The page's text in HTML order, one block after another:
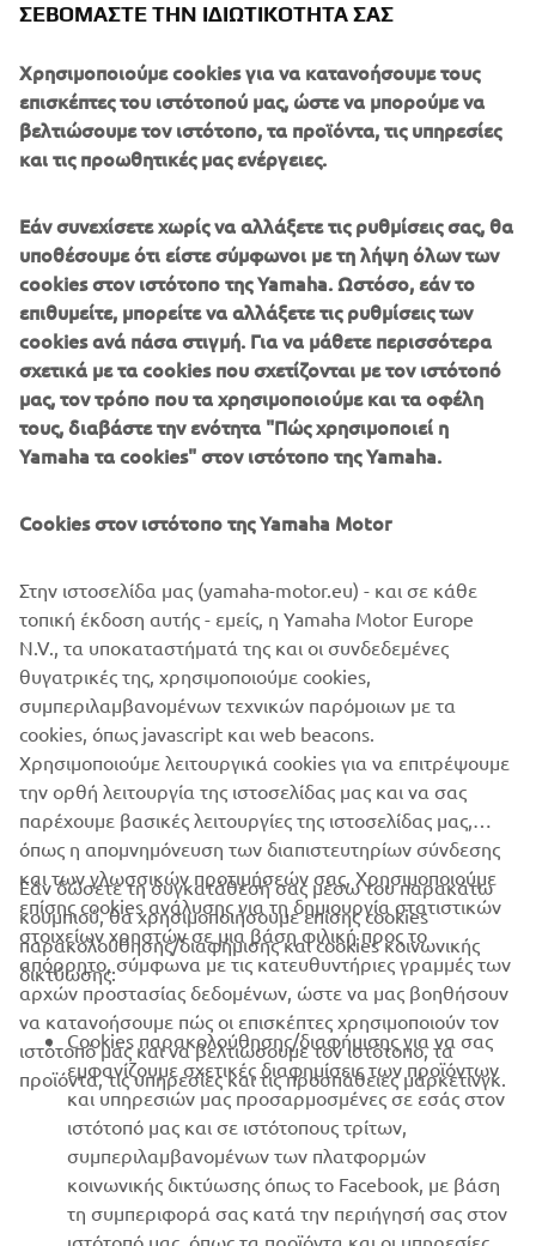
Ο οργανισμός μας
Διαβάστε περισσότερα
©Yamaha Motor Europe N.V. / Yamaha Motor Co., Ltd.
δεν επιτρέπεται να χρησιμοποιηθούν για εμπορικούς ή μη
εμπορικούς σκοπούς χωρίς τη ρητή γραπτή συγκατάθεση
της Yamaha Motor Europe N.V. ή/και της Yamaha Motor
Co., Ltd.
Πάντα, να οδηγείτε με ασφάλεια και να τηρείτε τους
κανόνες οδικής κυκλοφορίας.
ΕΤΑΙΡΕΊΑ
B2B
ΠΕΡΙΣΣΌΤΕΡΑ YAMAHA
SUPPORT
ΕΝΗΜΕΡΩΤΙΚΟ ΔΕΛΤΙΟ
ΣΕΒΌΜΑΣΤΕ ΤΗΝ ΙΔΙΩΤΙΚΌΤΗΤΆ ΣΑΣ
Χρησιμοποιούμε cookies για να κατανοήσουμε τους
επισκέπτες του ιστότοπού μας, ώστε να μπορούμε να
βελτιώσουμε τον ιστότοπο, τα προϊόντα, τις υπηρεσίες
και τις προωθητικές μας ενέργειες.
Εάν συνεχίσετε χωρίς να αλλάξετε τις ρυθμίσεις σας, θα
υποθέσουμε ότι είστε σύμφωνοι με τη λήψη όλων των
cookies στον ιστότοπο της Yamaha. Ωστόσο, εάν το
επιθυμείτε, μπορείτε να αλλάξετε τις ρυθμίσεις των
cookies ανά πάσα στιγμή. Για να μάθετε περισσότερα
σχετικά με τα cookies που σχετίζονται με τον ιστότοπό
μας, τον τρόπο που τα χρησιμοποιούμε και τα οφέλη
τους, διαβάστε την ενότητα "Πώς χρησιμοποιεί η
Yamaha τα cookies" στον ιστότοπο της Yamaha.
Cookies στον ιστότοπο της Yamaha Motor
Στην ιστοσελίδα μας (yamaha-motor.eu) - και σε κάθε
τοπική έκδοση αυτής - εμείς, η Yamaha Motor Europe
N.V., τα υποκαταστήματά της και οι συνδεδεμένες
θυγατρικές της, χρησιμοποιούμε cookies,
συμπεριλαμβανομένων τεχνικών παρόμοιων με τα
cookies, όπως javascript και web beacons.
Χρησιμοποιούμε λειτουργικά cookies για να επιτρέψουμε
την ορθή λειτουργία της ιστοσελίδας μας και να σας
παρέχουμε βασικές λειτουργίες της ιστοσελίδας μας,
όπως η απομνημόνευση των διαπιστευτηρίων σύνδεσης
και των γλωσσικών προτιμήσεών σας. Χρησιμοποιούμε
επίσης cookies ανάλυσης για τη δημιουργία στατιστικών
στοιχείων χρηστών σε μια βάση φιλική προς το
απόρρητο, σύμφωνα με τις κατευθυντήριες γραμμές των
αρχών προστασίας δεδομένων, ώστε να μας βοηθήσουν
να κατανοήσουμε πώς οι επισκέπτες χρησιμοποιούν τον
ιστότοπό μας και να βελτιώσουμε τον ιστότοπο, τα
προϊόντα, τις υπηρεσίες και τις προσπάθειες μάρκετινγκ.
Εάν δώσετε τη συγκατάθεσή σας μέσω του παρακάτω
κουμπιού, θα χρησιμοποιήσουμε επίσης cookies
παρακολούθησης/διαφήμισης και cookies κοινωνικής
δικτύωσης:
Cookies παρακολούθησης/διαφήμισης για να σας
εμφανίζουμε σχετικές διαφημίσεις των προϊόντων
και υπηρεσιών μας προσαρμοσμένες σε εσάς στον
ιστότοπό μας και σε ιστότοπους τρίτων,
συμπεριλαμβανομένων των πλατφορμών
κοινωνικής δικτύωσης όπως το Facebook, με βάση
τη συμπεριφορά σας κατά την περιήγησή σας στον
ιστότοπό μας, όπως τα προϊόντα και οι υπηρεσίες